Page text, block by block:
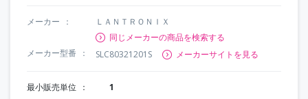
メーカー
ＬＡＮＴＲＯＮＩＸ
同じメーカーの商品を検索する
メーカー型番
SLC80321201S メーカーサイトを見る
最小販売単位 1